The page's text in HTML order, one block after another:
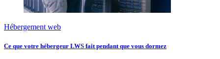
Hébergement web
Ce que votre hébergeur LWS fait pendant que vous dormez